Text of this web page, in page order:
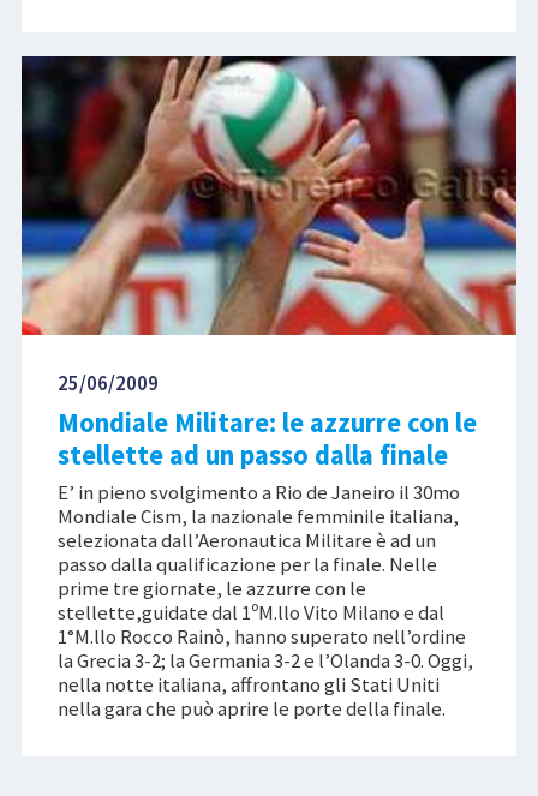
25/06/2009
Mondiale Militare: le azzurre con le
stellette ad un passo dalla finale
E’ in pieno svolgimento a Rio de Janeiro il 30mo
Mondiale Cism, la nazionale femminile italiana,
selezionata dall’Aeronautica Militare è ad un
passo dalla qualificazione per la finale. Nelle
prime tre giornate, le azzurre con le
stellette,guidate dal 1ºM.llo Vito Milano e dal
1°M.llo Rocco Rainò, hanno superato nell’ordine
la Grecia 3-2; la Germania 3-2 e l’Olanda 3-0. Oggi,
nella notte italiana, affrontano gli Stati Uniti
nella gara che può aprire le porte della finale.